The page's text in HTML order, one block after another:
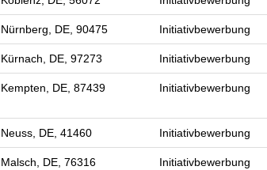
Nürnberg, DE, 90475 Initiativbewerbung
Kürnach, DE, 97273 Initiativbewerbung
Kempten, DE, 87439 Initiativbewerbung
Neuss, DE, 41460 Initiativbewerbung
Malsch, DE, 76316 Initiativbewerbung